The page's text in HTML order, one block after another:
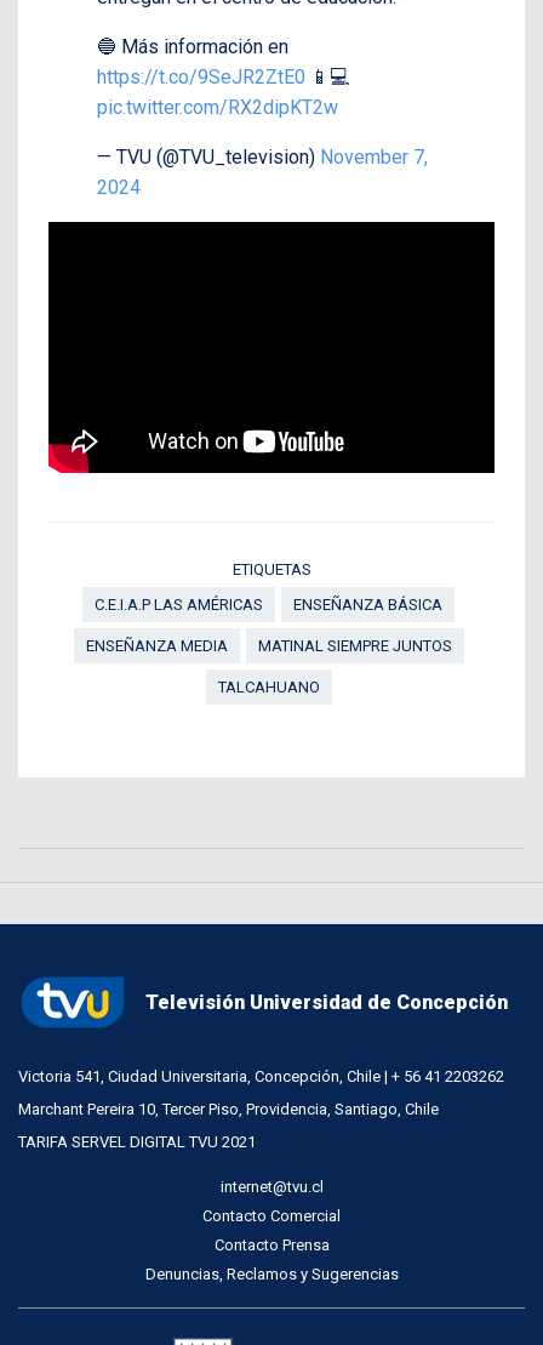
🔵 Más información en
https://t.co/9SeJR2ZtE0 📱💻
pic.twitter.com/RX2dipKT2w
— TVU (@TVU_television) November 7,
2024
ETIQUETAS
C.E.I.A.P LAS AMÉRICAS
ENSEÑANZA BÁSICA
ENSEÑANZA MEDIA MATINAL SIEMPRE JUNTOS
TALCAHUANO
Televisión Universidad de Concepción
Victoria 541, Ciudad Universitaria, Concepción, Chile | + 56 41 2203262
Marchant Pereira 10, Tercer Piso, Providencia, Santiago, Chile
TARIFA SERVEL DIGITAL TVU 2021
internet@tvu.cl
Contacto Comercial
Contacto Prensa
Denuncias, Reclamos y Sugerencias